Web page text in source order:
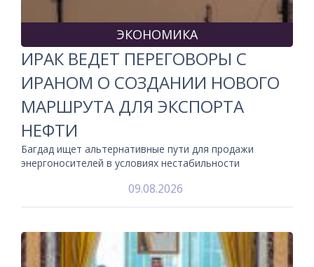
ЭКОНОМИКА
ИРАК ВЕДЕТ ПЕРЕГОВОРЫ С
ИРАНОМ О СОЗДАНИИ НОВОГО
МАРШРУТА ДЛЯ ЭКСПОРТА
НЕФТИ
Багдад ищет альтернативные пути для продажи
энергоносителей в условиях нестабильности
09.08.2026